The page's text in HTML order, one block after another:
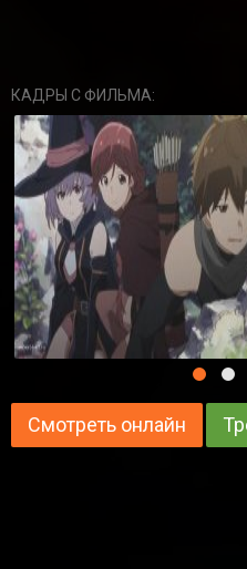
КАДРЫ С ФИЛЬМА:
Смотреть онлайн